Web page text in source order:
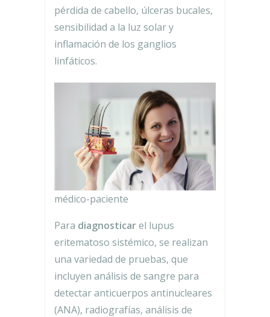
pérdida de cabello, úlceras bucales,
sensibilidad a la luz solar y
inflamación de los ganglios
linfáticos.
médico-paciente
Para diagnosticarel lupus
eritematoso sistémico, se realizan
una variedad de pruebas, que
incluyen análisis de sangre para
detectar anticuerpos antinucleares
(ANA), radiografías, análisis de